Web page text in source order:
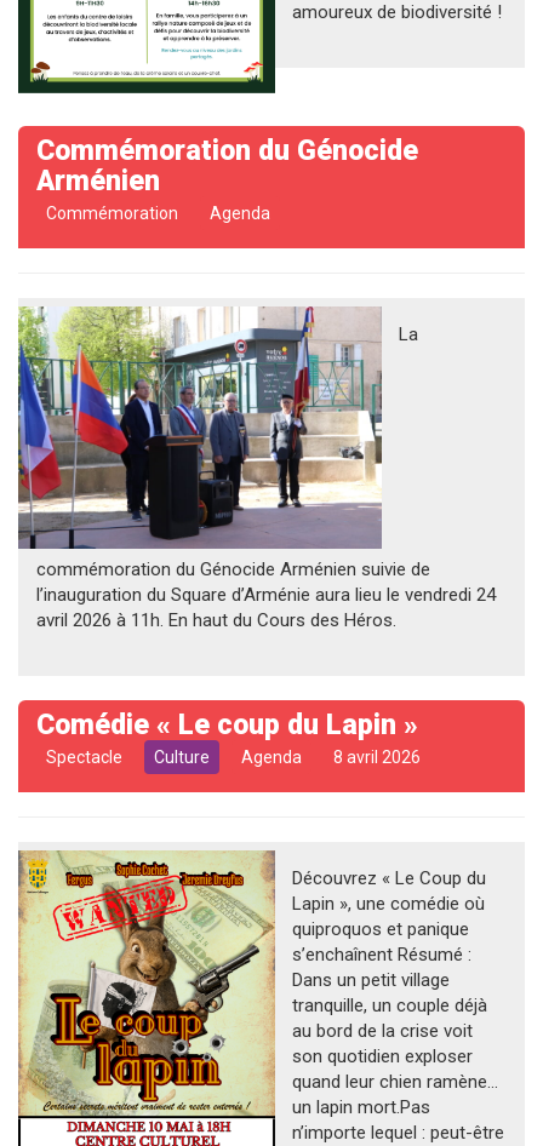
amoureux de biodiversité !
Commémoration du Génocide
Arménien
Commémoration Agenda
La
commémoration du Génocide Arménien suivie de
l’inauguration du Square d’Arménie aura lieu le vendredi 24
avril 2026 à 11h. En haut du Cours des Héros.
Comédie « Le coup du Lapin »
Spectacle Culture Agenda 8 avril 2026
Découvrez « Le Coup du
Lapin », une comédie où
quiproquos et panique
s’enchaînent Résumé :
Dans un petit village
tranquille, un couple déjà
au bord de la crise voit
son quotidien exploser
quand leur chien ramène…
un lapin mort.Pas
n’importe lequel : peut-être